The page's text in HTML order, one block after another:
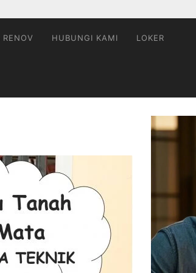
HUBUNGI KAMI LOKER